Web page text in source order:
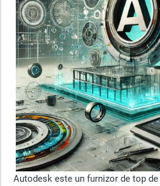
Autodesk este un furnizor de top